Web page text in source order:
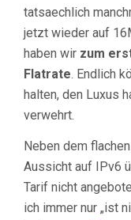
tatsaechlich
jetzt wieder auf
haben wir zum
Flatrate. Endlich
halten, den Luxus
verwehrt.
Neben dem
Aussicht auf IPv6
Tarif nicht
ich immer nur „ist